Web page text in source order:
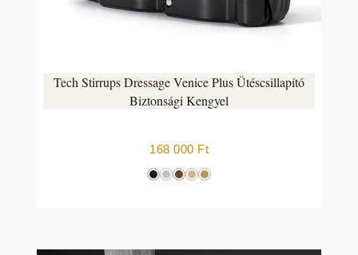
Tech Stirrups Dressage Venice Plus Ütéscsillapító
Biztonsági Kengyel
168 000 Ft